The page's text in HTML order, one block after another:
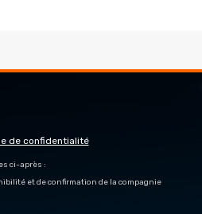
de confidentialité
ci-après :
et de confirmation de la compagnie